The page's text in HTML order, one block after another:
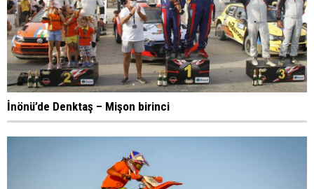
İnönü’de Denktaş – Mişon birinci